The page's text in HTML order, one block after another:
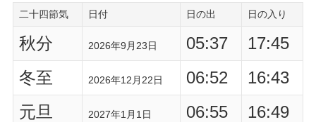
二十四節気 日付 日の出 日の入り
秋分 2026年9月23日 05:37
17:45
冬至
2026年12月22日 06:52
16:43
元旦
2027年1月1日 06:55
16:49